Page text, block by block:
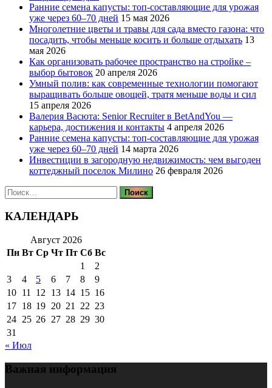
Ранние семена капусты: топ‑составляющие для урожая
уже через 60–70 дней 15 мая 2026
Многолетние цветы и травы для сада вместо газона: что
посадить, чтобы меньше косить и больше отдыхать 13
мая 2026
Как организовать рабочее пространство на стройке –
выбор бытовок 20 апреля 2026
Умный полив: как современные технологии помогают
выращивать больше овощей, тратя меньше воды и сил
15 апреля 2026
Валерия Васюта: Senior Recruiter в BetAndYou —
карьера, достижения и контакты 4 апреля 2026
Ранние семена капусты: топ‑составляющие для урожая
уже через 60–70 дней 14 марта 2026
Инвестиции в загородную недвижимость: чем выгоден
коттеджный поселок Милино 26 февраля 2026
Найти:
КАЛЕНДАРЬ
Август 2026
Пн Вт Ср Чт Пт Сб Вс
1
2
3
4 5 6 7 8
9
10 11 12 13 14 15 16
17 18 19 20 21 22 23
24 25 26 27 28 29 30
31
« Июл
Важная информация